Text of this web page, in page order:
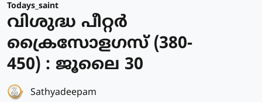
Todays_saint
വിശുദ്ധ പീറ്റര്‍
ക്രൈസോളഗസ് (380-
450) : ജൂലൈ 30
Sathyadeepam